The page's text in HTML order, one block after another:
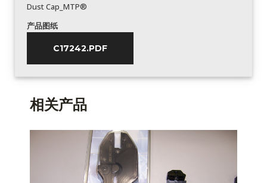
Dust Cap_MTP®
产品图纸
C17242.PDF
相关产品